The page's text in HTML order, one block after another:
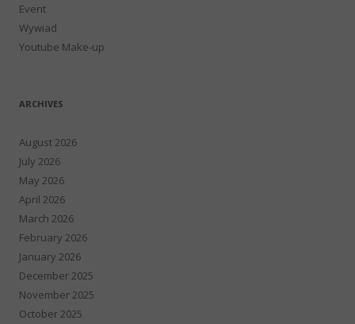
Event
Wywiad
Youtube Make-up
ARCHIVES
August 2026
July 2026
May 2026
April 2026
March 2026
February 2026
January 2026
December 2025
November 2025
October 2025